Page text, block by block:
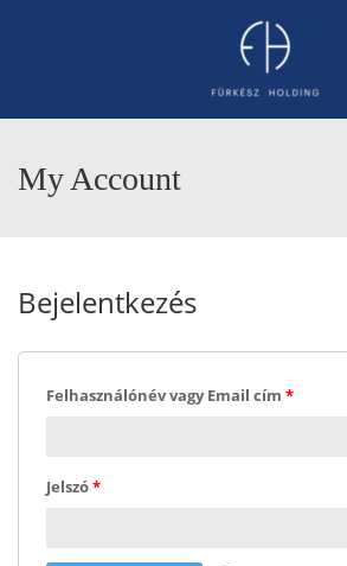
My Account
Bejelentkezés
Felhasználónév vagy Email cím *
Jelszó*